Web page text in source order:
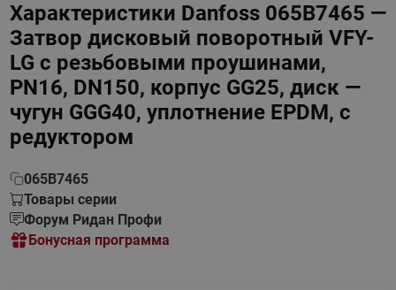
Характеристики Danfoss 065B7465 —
Затвор дисковый поворотный VFY-
LG с резьбовыми проушинами,
PN16, DN150, корпус GG25, диск —
чугун GGG40, уплотнение EPDM, с
редуктором
065B7465
Товары серии
Форум Ридан Профи
Бонусная программа